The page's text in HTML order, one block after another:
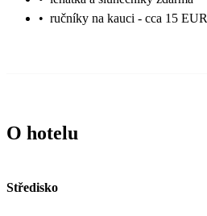
• ručníky na kauci - cca 15 EUR
O hotelu
Středisko